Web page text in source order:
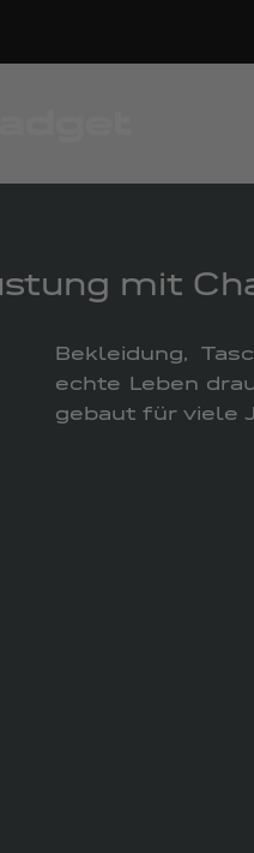
mit
Bekleidung,
echte Leben
gebaut für viele